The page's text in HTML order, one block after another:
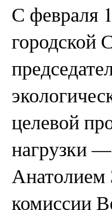
С февраля
городской
целевой
нагрузки
Анатолием
комиссии